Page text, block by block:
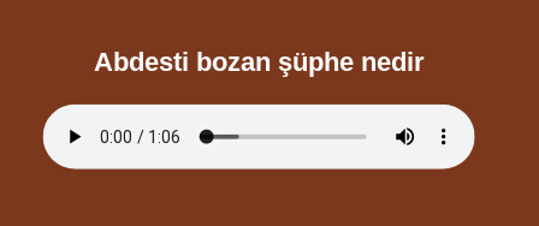
Abdesti bozan şüphe nedir